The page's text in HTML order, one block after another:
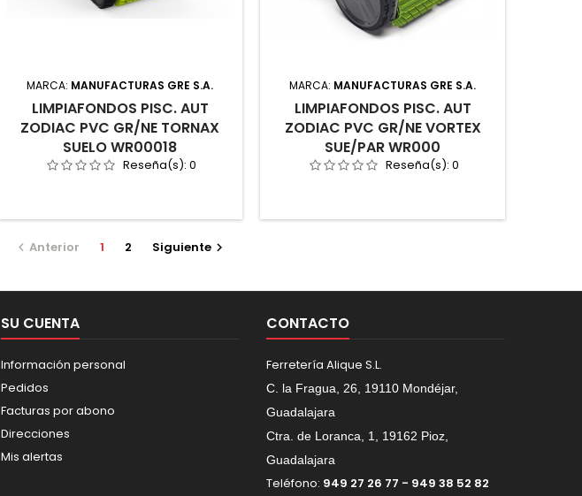
MARCA: MANUFACTURAS GRE S.A.
LIMPIAFONDOS PISC. AUT
ZODIAC PVC GR/NE TORNAX
SUELO WR00018
Reseña(s): 0
MARCA: MANUFACTURAS GRE S.A.
LIMPIAFONDOS PISC. AUT
ZODIAC PVC GR/NE VORTEX
SUE/PAR WR000
Reseña(s): 0
 Anterior 1 2 Siguiente 
SU CUENTA
Información personal
Pedidos
Facturas por abono
Direcciones
Mis alertas
CONTACTO
Ferretería Alique S.L.
C. la Fragua, 26, 19110 Mondéjar,
Guadalajara
Ctra. de Loranca, 1, 19162 Pioz,
Guadalajara
Teléfono: 949 27 26 77 - 949 38 52 82